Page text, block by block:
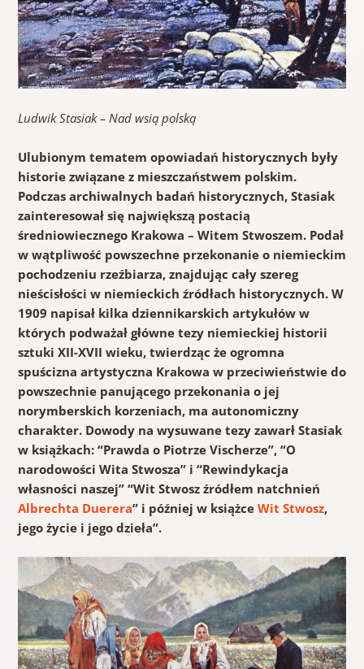
Ludwik Stasiak – Nad wsią polską
Ulubionym tematem opowiadań historycznych były
historie związane z mieszczaństwem polskim.
Podczas archiwalnych badań historycznych, Stasiak
zainteresował się największą postacią
średniowiecznego Krakowa – Witem Stwoszem. Podał
w wątpliwość powszechne przekonanie o niemieckim
pochodzeniu rzeźbiarza, znajdując cały szereg
nieścisłości w niemieckich źródłach historycznych. W
1909 napisał kilka dziennikarskich artykułów w
których podważał główne tezy niemieckiej historii
sztuki XII-XVII wieku, twierdząc że ogromna
spuścizna artystyczna Krakowa w przeciwieństwie do
powszechnie panującego przekonania o jej
norymberskich korzeniach, ma autonomiczny
charakter. Dowody na wysuwane tezy zawarł Stasiak
w książkach: “Prawda o Piotrze Vischerze”, “O
narodowości Wita Stwosza” i “Rewindykacja
własności naszej” “Wit Stwosz źródłem natchnień
Albrechta Duerera” i później w książce Wit Stwosz,
jego życie i jego dzieła”.